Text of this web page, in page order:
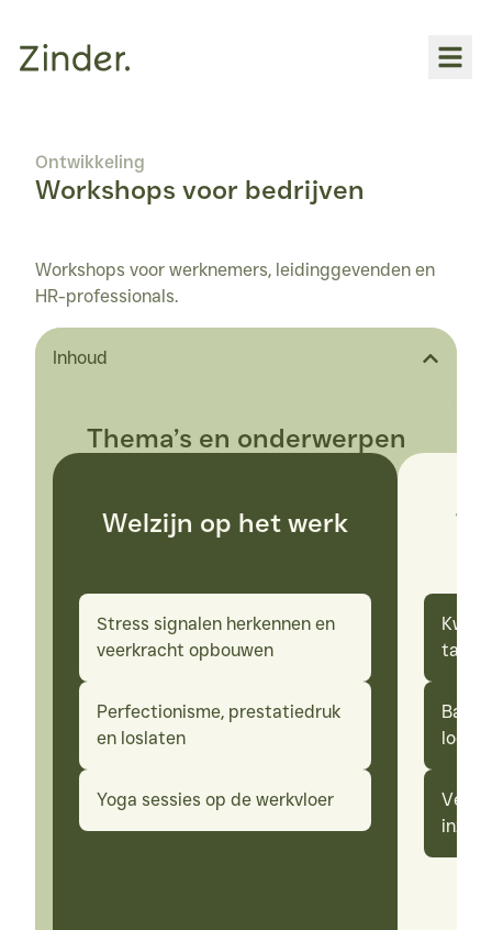
INDIVIDUELE BEGELEIDING
Loopbaanbegeleiding
WORKSHOPS
Voor jou
Voor bedrijven
Overzicht
Hatha-vinyasa
Stoelyoga
ONLINE AANBOD
Digitale tools
Ontwikkeling
Workshops voor bedrijven
Workshops voor werknemers, leidinggevenden en
HR-professionals.
Inhoud
Thema’s en onderwerpen
Welzijn op het werk
Stress signalen herkennen en
veerkracht opbouwen
Perfectionisme, prestatiedruk
en loslaten
Yoga sessies op de werkvloer